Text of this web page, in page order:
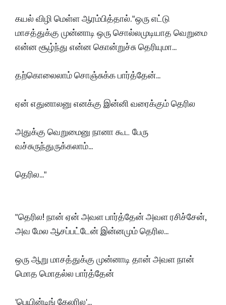
கயல் விழி மெள்ள ஆரம்பித்தால். "ஒரு எட்டு
மாசத்துக்கு முன்னாடி ஒரு சொல்லமுடியாத வெறுமை
என்ன சூழ்ந்து என்ன கொன்றுச்சு தெரியுமா...
தற்கொலைலாம் சொஞ்சுக்க பார்த்தேன்...
ஏன் எதுனாலனு எனக்கு இன்னி வரைக்கும் தெரில
அதுக்கு வெறுமைனு நானா கூட பேரு
வச்சுருந்துருக்கலாம்...
தெரில..."
"தெரில! நான் ஏன் அவள பார்த்தேன் அவள ரசிச்சேன்,
அவ மேல ஆசப்பட்டேன் இன்னமும் தெரில...
ஒரு ஆறு மாசத்துக்கு முன்னாடி தான் அவள நான்
மொத மொதல்ல பார்த்தேன்